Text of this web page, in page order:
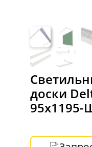
доски
95х1195-